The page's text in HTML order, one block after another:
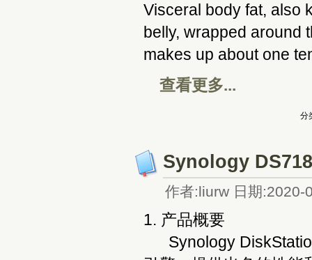
Visceral body fat, also
belly, wrapped around
makes up about one
查看更多...
分
Synology
作者:liurw 日期:2020-
1. 产品概要
Synology